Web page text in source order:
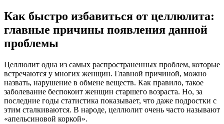
Как быстро избавиться от целлюлита:
главные причины появления данной
проблемы
Целлюлит одна из самых распространенных проблем, которые
встречаются у многих женщин. Главной причиной, можно
назвать, нарушение в обмене веществ. Как правило, такое
заболевание беспокоит женщин старшего возраста. Но, за
последние годы статистика показывает, что даже подростки с
этим сталкиваются. В народе, целлюлит очень часто называют
«апельсиновой коркой».